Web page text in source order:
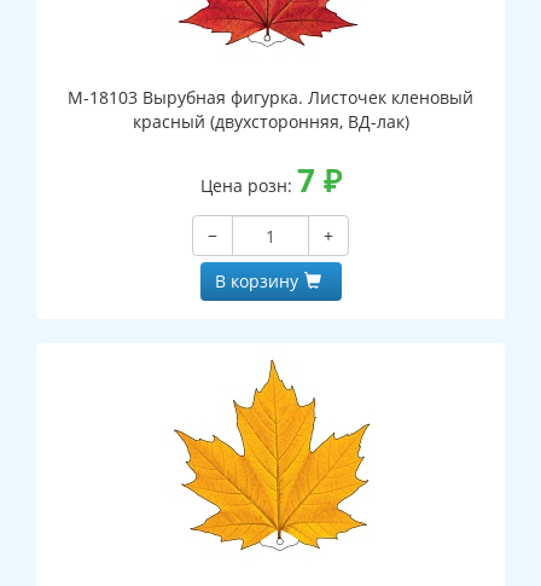
М-18103 Вырубная фигурка. Листочек кленовый
красный (двухсторонняя, ВД-лак)
Цена розн: 7 ₽
−
+
В корзину